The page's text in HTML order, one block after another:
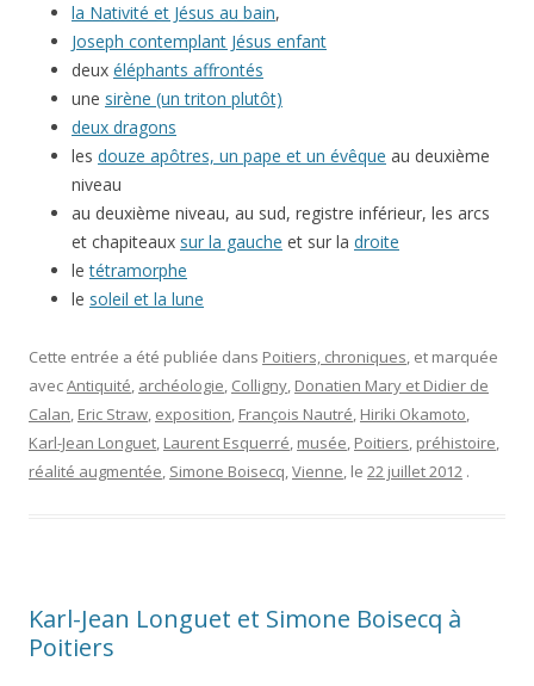
la Nativité et Jésus au bain,
Joseph contemplant Jésus enfant
deux éléphants affrontés
une sirène (un triton plutôt)
deux dragons
les douze apôtres, un pape et un évêque au deuxième
niveau
au deuxième niveau, au sud, registre inférieur, les arcs
et chapiteaux sur la gauche et sur la droite
letétramorphe
le soleil et la lune
Cette entrée a été publiée dans Poitiers, chroniques, et marquée
avecAntiquité, archéologie, Colligny, Donatien Mary et Didier de
Calan, Eric Straw, exposition, François Nautré, Hiriki Okamoto,
Karl-Jean Longuet, Laurent Esquerré, musée, Poitiers, préhistoire,
réalité augmentée, Simone Boisecq,Vienne, le 22 juillet 2012 .
Karl-Jean Longuet et Simone Boisecq à
Poitiers